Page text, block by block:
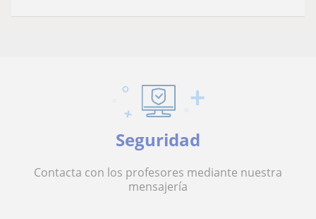
Seguridad
Contacta con los profesores mediante nuestra
mensajería